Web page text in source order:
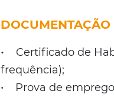
• Certificado de
frequência);
• Prova de